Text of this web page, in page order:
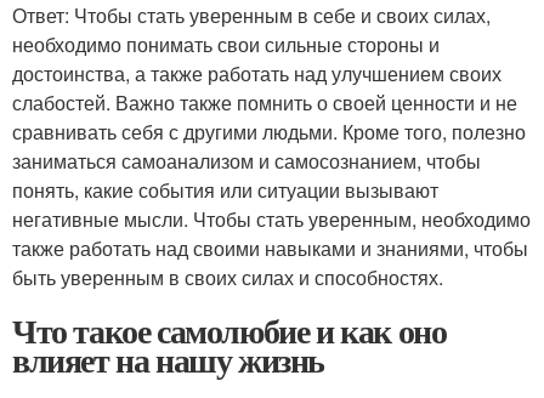
Ответ: Чтобы стать уверенным в себе и своих силах,
необходимо понимать свои сильные стороны и
достоинства, а также работать над улучшением своих
слабостей. Важно также помнить о своей ценности и не
сравнивать себя с другими людьми. Кроме того, полезно
заниматься самоанализом и самосознанием, чтобы
понять, какие события или ситуации вызывают
негативные мысли. Чтобы стать уверенным, необходимо
также работать над своими навыками и знаниями, чтобы
быть уверенным в своих силах и способностях.
Что такое самолюбие и как оно
влияет на нашу жизнь